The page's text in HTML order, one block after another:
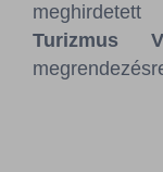
Turizmus